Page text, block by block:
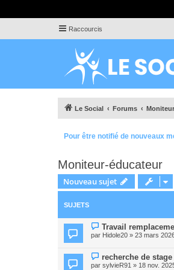
Raccourcis
Le Social Forums
Pour être notifié de nouveaux
Moniteur-éducateur
Nouveau sujet
SUJETS
Travail
par Hidole20 » 23 mars
recherche de stage
par sylvieR91 » 18 nov.